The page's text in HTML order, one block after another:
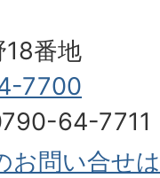
18番地
7700
64-7711
お問い合せ